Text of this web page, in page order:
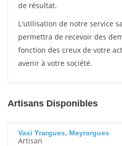
de résultat.
L'utilisation de notre service
permettra de recevoir des
fonction des creux de votre
avenir à votre société.
Artisans Disponibles
Vasi Yrargues, Meyrargues
Artisan